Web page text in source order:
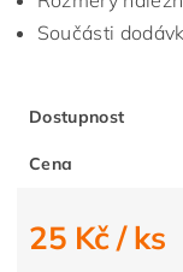
Součásti
Dostupnost
Cena
25 Kč/ ks